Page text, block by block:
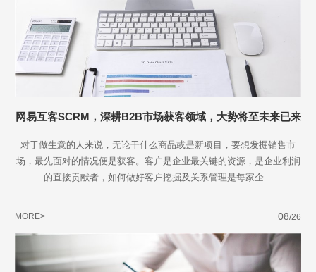
网易互客SCRM，深耕B2B市场获客领域，大势将至未来已来
对于做生意的人来说，无论干什么商品或是新项目，要想发掘销售市
场，最先面对的情况便是获客。客户是企业最关键的资源，是企业利润
的直接贡献者，如何做好客户挖掘及关系管理是每家企...
MORE> 08/26